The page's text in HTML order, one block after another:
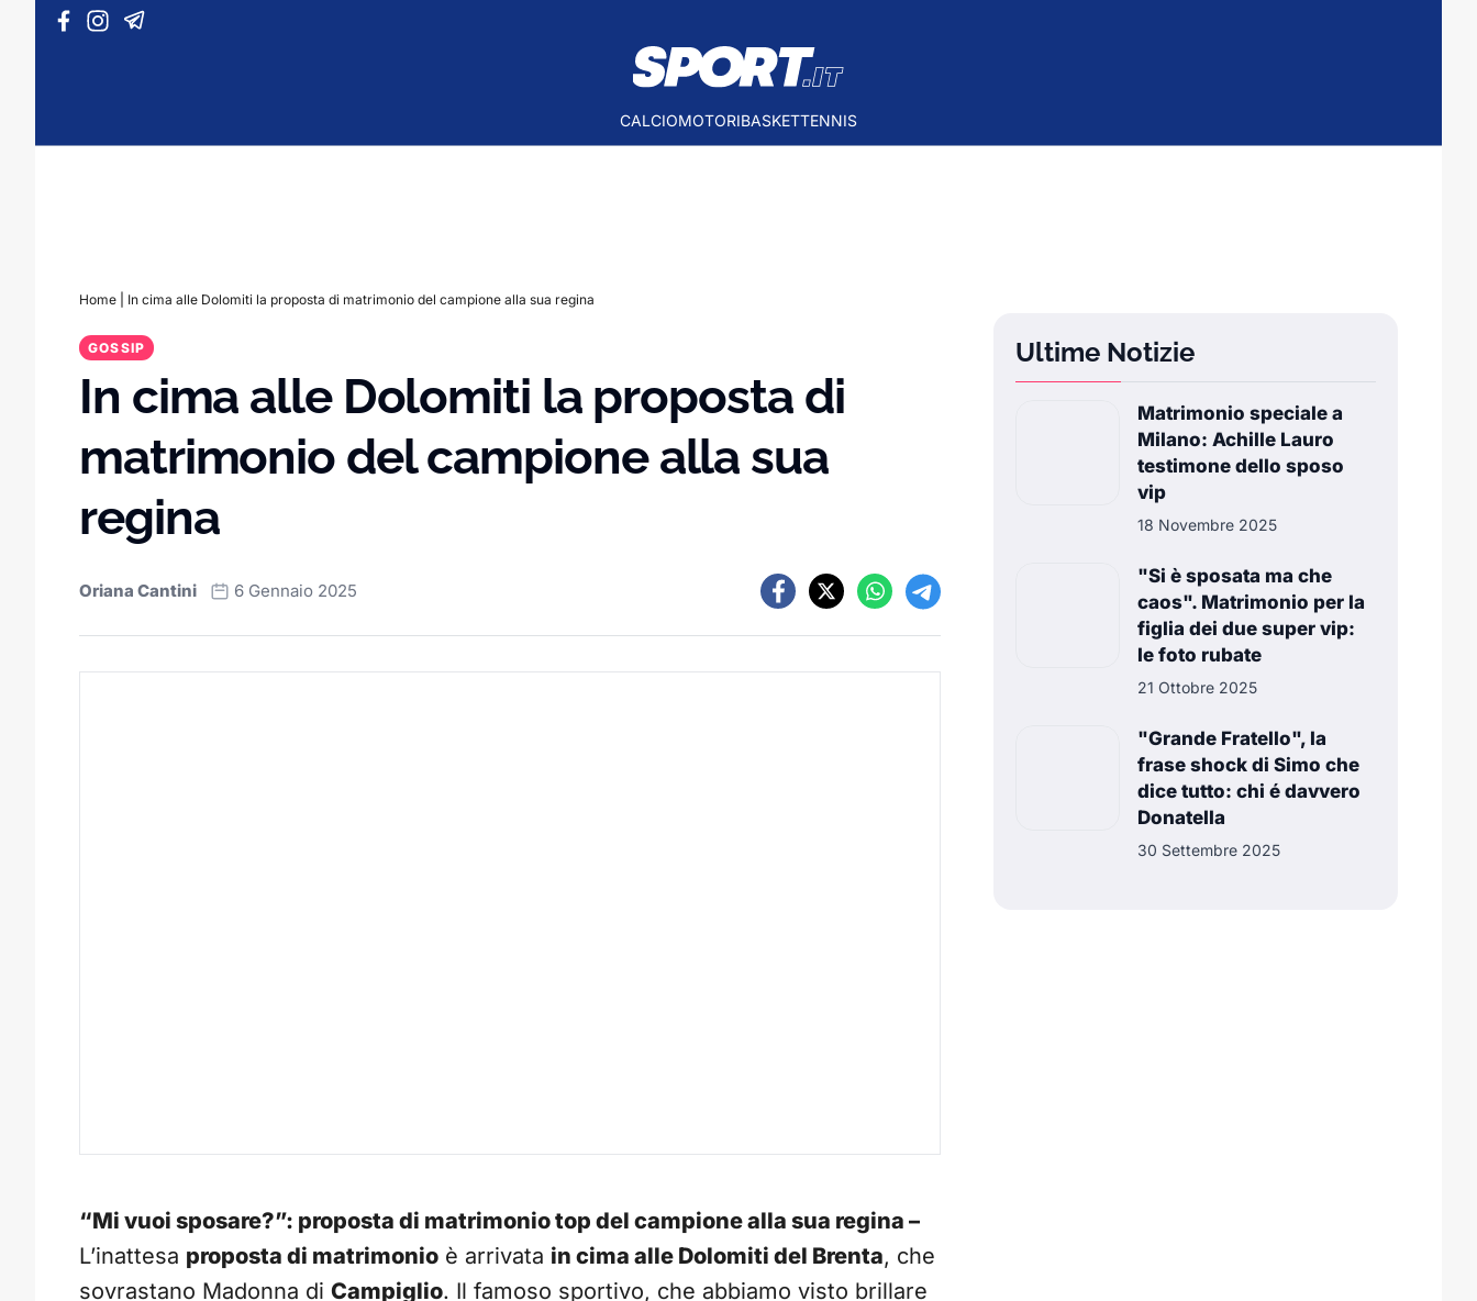
Vai al contenuto
CALCIOMOTORIBASKETTENNIS
Home In cima alle Dolomiti la proposta di matrimonio del campione alla sua regina
GOSSIP
In cima alle Dolomiti la proposta di
matrimonio del campione alla sua
regina
Oriana Cantini 6 Gennaio 2025
“Mi vuoi sposare?”: proposta di matrimonio top del campione alla sua regina –
L’inattesa proposta di matrimonio è arrivata in cima alle Dolomiti del Brenta, che
sovrastano Madonna di Campiglio. Il famoso sportivo, che abbiamo visto brillare
Ultime Notizie
Matrimonio speciale a
Milano: Achille Lauro
testimone dello sposo
vip
18 Novembre 2025
"Si è sposata ma che
caos". Matrimonio per la
figlia dei due super vip:
le foto rubate
21 Ottobre 2025
"Grande Fratello", la
frase shock di Simo che
dice tutto: chi é davvero
Donatella
30 Settembre 2025